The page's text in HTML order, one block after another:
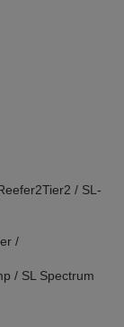
/ SL-
/
/ SL Spectrum